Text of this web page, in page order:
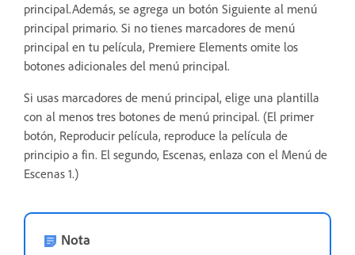
principal.Además, se agrega un botón Siguiente al menú
principal primario. Si no tienes marcadores de menú
principal en tu película, Premiere Elements omite los
botones adicionales del menú principal.
Si usas marcadores de menú principal, elige una plantilla
con al menos tres botones de menú principal. (El primer
botón, Reproducir película, reproduce la película de
principio a fin. El segundo, Escenas, enlaza con el Menú de
Escenas 1.)
Nota